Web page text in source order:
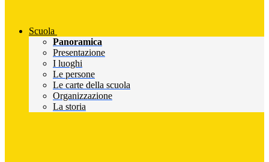
Scuola
Panoramica
Presentazione
I luoghi
Le persone
Le carte della scuola
Organizzazione
La storia